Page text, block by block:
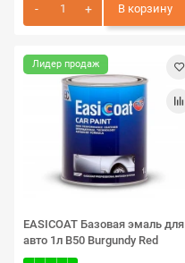
В корзину
Лидер продаж
EASICOAT Базовая эмаль для
авто 1л B50 Burgundy Red